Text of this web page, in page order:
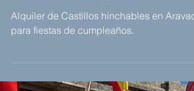
fiesta de cumpleaños.
Alquiler de Castillos hinchables en